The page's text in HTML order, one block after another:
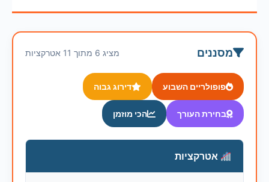
מסננים מציג 6 מתוך 11 אטרקציות
פופולריים השבוע דירוג גבוה
בחירת העורך הכי מוזמן
אטרקציות